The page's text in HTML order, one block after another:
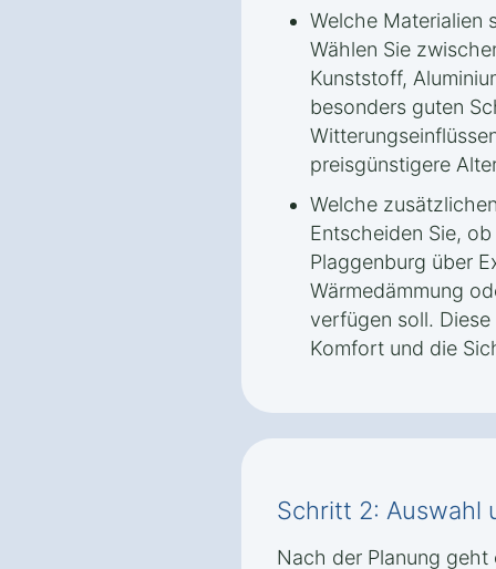
Welche Materialien
Wählen Sie
Kunststoff,
besonders guten
preisgünstigere
Welche
Entscheiden Sie,
Plaggenburg über
Wärmedämmung
verfügen soll.
Komfort und die
Schritt 2: Auswahl
Nach der Planung geht